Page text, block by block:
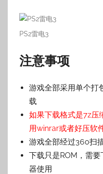
PS2雷电3
注意事项
游戏全部采用单个
载
如果下载格式是7z压
用winrar或者好压软
游戏全部经过360扫
下载只是ROM，需
器使用